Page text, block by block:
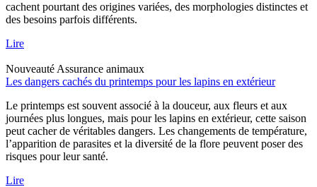
cachent pourtant des origines variées, des morphologies distinctes et
des besoins parfois différents.
Lire
Nouveauté Assurance animaux
Les dangers cachés du printemps pour les lapins en extérieur
Le printemps est souvent associé à la douceur, aux fleurs et aux
journées plus longues, mais pour les lapins en extérieur, cette saison
peut cacher de véritables dangers. Les changements de température,
l’apparition de parasites et la diversité de la flore peuvent poser des
risques pour leur santé.
Lire